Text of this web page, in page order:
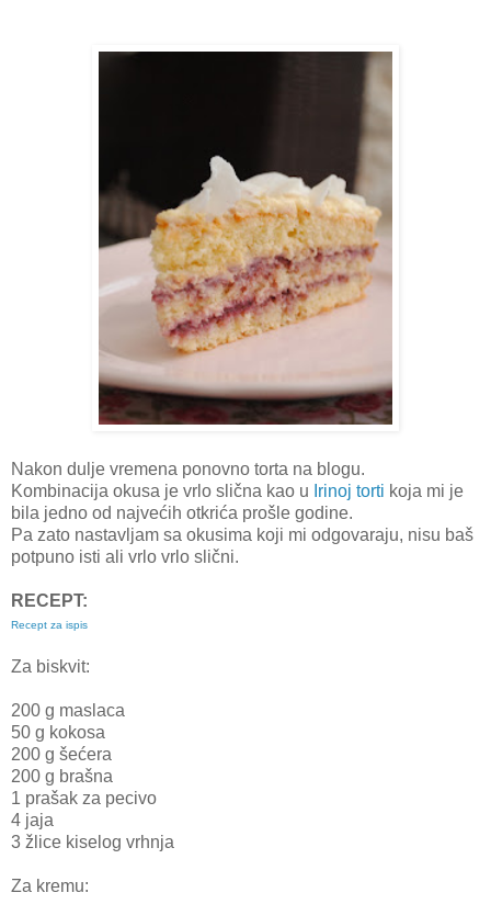
Nakon dulje vremena ponovno torta na blogu.
Kombinacija okusa je vrlo slična kao u Irinoj torti koja mi je
bila jedno od najvećih otkrića prošle godine.
Pa zato nastavljam sa okusima koji mi odgovaraju, nisu baš
potpuno isti ali vrlo vrlo slični.
RECEPT:
Recept za ispis
Za biskvit:
200 g maslaca
50 g kokosa
200 g šećera
200 g brašna
1 prašak za pecivo
4 jaja
3 žlice kiselog vrhnja
Za kremu: